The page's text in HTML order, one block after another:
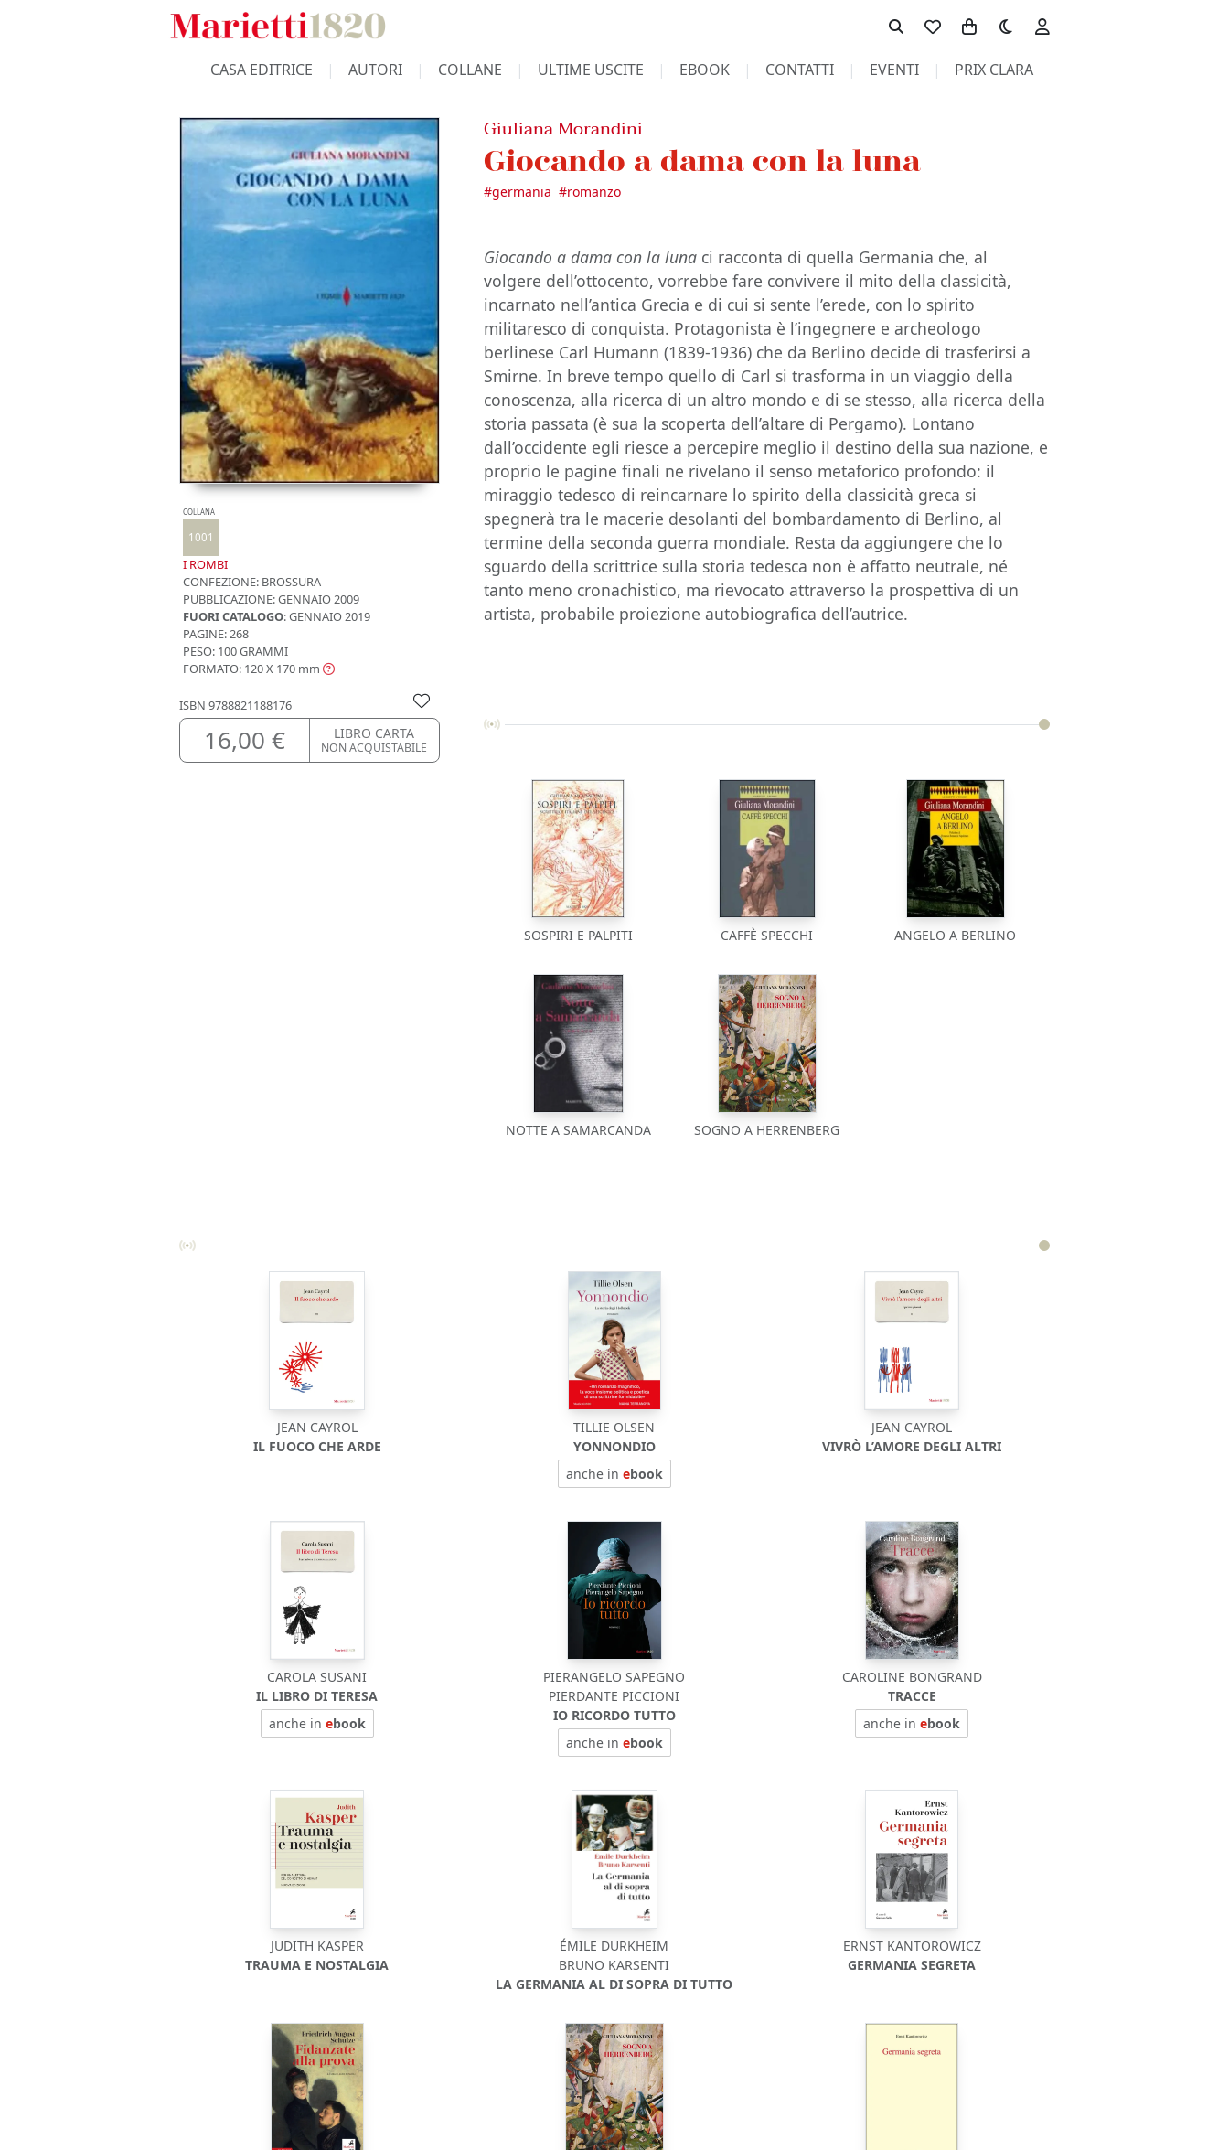
Toggle theme
CASA EDITRICE AUTORI COLLANE ULTIME USCITE EBOOK CONTATTI EVENTI PRIX CLARA
COLLANA
1001
I ROMBI
CONFEZIONE: BROSSURA
PUBBLICAZIONE:GENNAIO 2009
FUORI CATALOGO: GENNAIO 2019
PAGINE: 268
PESO: 100 GRAMMI
FORMATO: 120 X 170 mm
ISBN 9788821188176
16,00 € LIBRO CARTA
NON ACQUISTABILE
Giuliana Morandini
Giocando a dama con la luna
#germania #romanzo
Giocando a dama con la luna ci racconta di quella Germania che, al
volgere dell’ottocento, vorrebbe fare convivere il mito della classicità,
incarnato nell’antica Grecia e di cui si sente l’erede, con lo spirito
militaresco di conquista. Protagonista è l’ingegnere e archeologo
berlinese Carl Humann (1839-1936) che da Berlino decide di trasferirsi a
Smirne. In breve tempo quello di Carl si trasforma in un viaggio della
conoscenza, alla ricerca di un altro mondo e di se stesso, alla ricerca della
storia passata (è sua la scoperta dell’altare di Pergamo). Lontano
dall’occidente egli riesce a percepire meglio il destino della sua nazione, e
proprio le pagine finali ne rivelano il senso metaforico profondo: il
miraggio tedesco di reincarnare lo spirito della classicità greca si
spegnerà tra le macerie desolanti del bombardamento di Berlino, al
termine della seconda guerra mondiale. Resta da aggiungere che lo
sguardo della scrittrice sulla storia tedesca non è affatto neutrale, né
tanto meno cronachistico, ma rievocato attraverso la prospettiva di un
artista, probabile proiezione autobiografica dell’autrice.
SOSPIRI E PALPITI CAFFÈ SPECCHI ANGELO A BERLINO
NOTTE A SAMARCANDA SOGNO A HERRENBERG
JEAN CAYROL
IL FUOCO CHE ARDE
TILLIE OLSEN
YONNONDIO
anche in ebook
JEAN CAYROL
VIVRÒ L’AMORE DEGLI ALTRI
CAROLA SUSANI
IL LIBRO DI TERESA
anche in ebook
PIERANGELO SAPEGNO
PIERDANTE PICCIONI
IO RICORDO TUTTO
anche in ebook
CAROLINE BONGRAND
TRACCE
anche inebook
JUDITH KASPER
TRAUMA E NOSTALGIA
ÉMILE DURKHEIM
BRUNO KARSENTI
LA GERMANIA AL DI SOPRA DI TUTTO
ERNST KANTOROWICZ
GERMANIA SEGRETA